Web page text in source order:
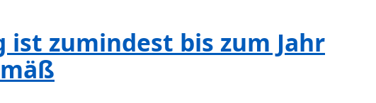
zumindest bis zum Jahr